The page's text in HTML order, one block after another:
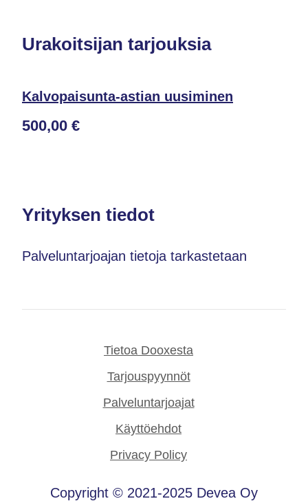
Urakoitsijan tarjouksia
Kalvopaisunta-astian uusiminen
500,00 €
Yrityksen tiedot
Palveluntarjoajan tietoja tarkastetaan
Tietoa Dooxesta
Tarjouspyynnöt
Palveluntarjoajat
Käyttöehdot
Privacy Policy
Copyright © 2021-2025 Devea Oy